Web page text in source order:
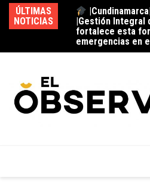
ÚLTIMAS
NOTICIAS
emergencias en
La estación del